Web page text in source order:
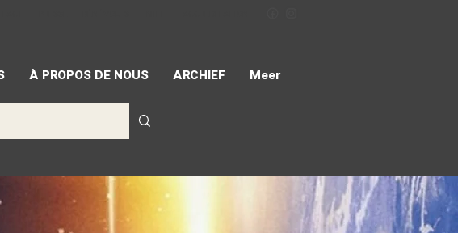
À PROPOS DE NOUS ARCHIEF Meer